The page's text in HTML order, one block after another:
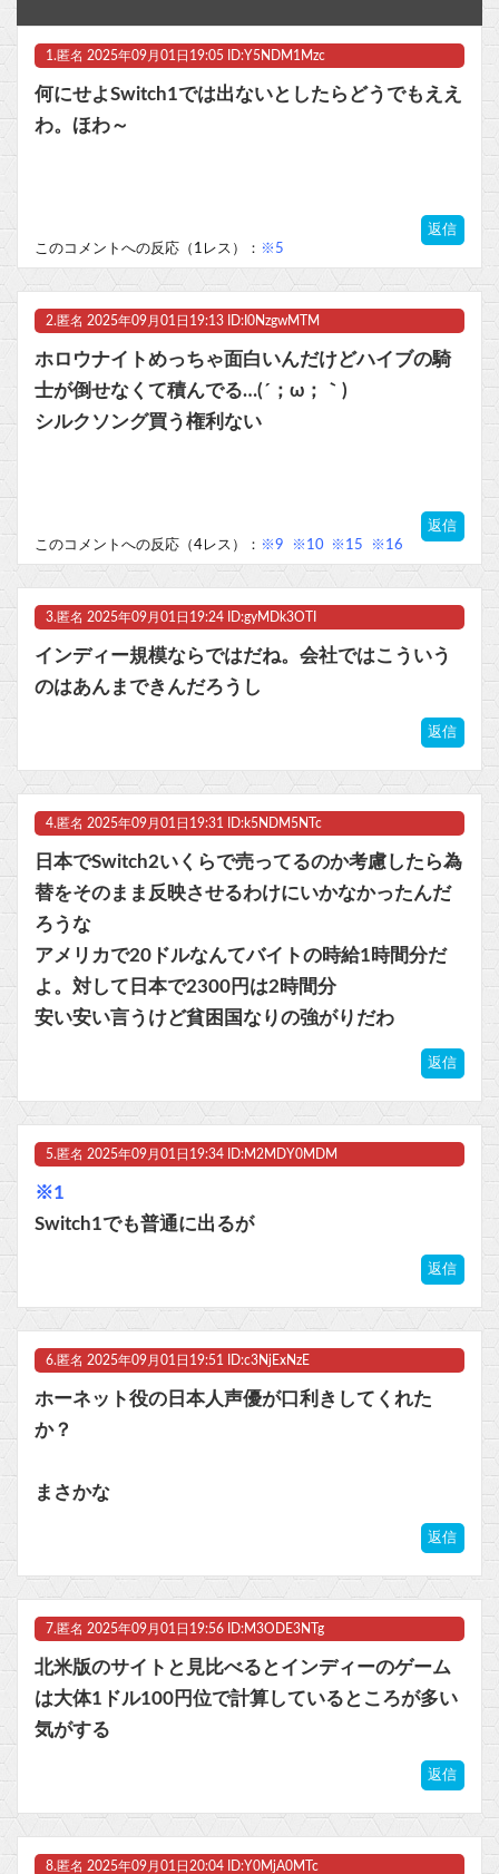
『ど根性ガエルの娘』全巻「70％オフ」セール！全7巻「5,313円」→「1,589円」！『ど根性ガエル』作者の娘が描く「エグすぎる家庭崩壊の実話」ネットを騒然とさせた問題作他
【天才】新海誠『君の名は。』はなぜ人を感動させたのか？ 有名小説家による分析が的確で超面白いと絶賛！ 「観てて『設定に無理がない？』と思ったタイミングで◯◯◯」
マスク 十兆円を失う‥投資家「アメリカ党？バカかコイツw」
ビットコイン再び1600万円へ。ドル円は147円に
1. 匿名 2025年09月01日19:05 ID:Y5NDM1Mzc
何にせよSwitch1では出ないとしたらどうでもええ
わ。ほわ～
返信
このコメントへの反応（1レス）： ※5
2. 匿名 2025年09月01日19:13 ID:I0NzgwMTM
ホロウナイトめっちゃ面白いんだけどハイブの騎
士が倒せなくて積んでる…(´；ω；｀)
シルクソング買う権利ない
返信
このコメントへの反応（4レス）： ※9 ※10 ※15 ※16
3. 匿名 2025年09月01日19:24 ID:gyMDk3OTI
インディー規模ならではだね。会社ではこういう
のはあんまできんだろうし
返信
4. 匿名 2025年09月01日19:31 ID:k5NDM5NTc
日本でSwitch2いくらで売ってるのか考慮したら為
替をそのまま反映させるわけにいかなかったんだ
ろうな
アメリカで20ドルなんてバイトの時給1時間分だ
よ。対して日本で2300円は2時間分
安い安い言うけど貧困国なりの強がりだわ
返信
5. 匿名 2025年09月01日19:34 ID:M2MDY0MDM
※1
Switch1でも普通に出るが
返信
6. 匿名 2025年09月01日19:51 ID:c3NjExNzE
ホーネット役の日本人声優が口利きしてくれた
か？
まさかな
返信
7. 匿名 2025年09月01日19:56 ID:M3ODE3NTg
北米版のサイトと見比べるとインディーのゲーム
は大体1ドル100円位で計算しているところが多い
気がする
返信
8. 匿名 2025年09月01日20:04 ID:Y0MjA0MTc